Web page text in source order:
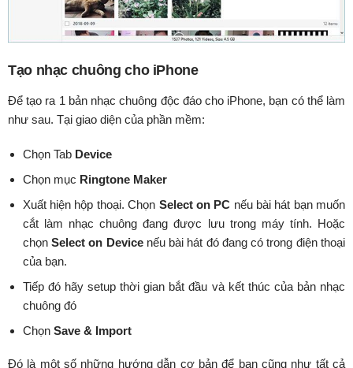
Tạo nhạc chuông cho iPhone
Để tạo ra 1 bản nhạc chuông độc đáo cho iPhone, bạn có thể làm
như sau. Tại giao diện của phần mềm:
Chọn Tab Device
Chọn mục Ringtone Maker
Xuất hiện hộp thoại. Chọn Select on PC nếu bài hát bạn muốn
cắt làm nhạc chuông đang được lưu trong máy tính. Hoặc
chọnSelect on Devicenếu bài hát đó đang có trong điện thoại
của bạn.
Tiếp đó hãy setup thời gian bắt đầu và kết thúc của bản nhạc
chuông đó
Chọn Save & Import
Đó là một số những hướng dẫn cơ bản để bạn cũng như tất cả